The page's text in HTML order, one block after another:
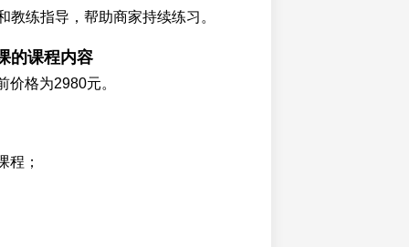
教练指导，帮助商家持续练习。
的课程内容
价格为2980元。
程；